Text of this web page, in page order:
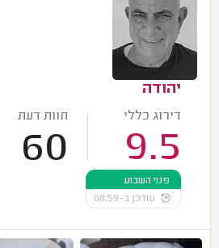
יהודה
דירוג כללי
9.5
חוות דעת
60
פנוי השבוע
עודכן ב-08:59